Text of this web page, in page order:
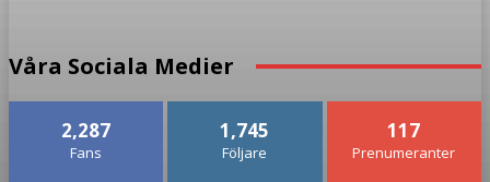
Våra Sociala Medier
2,287
Fans
1,745
Följare
117
Prenumeranter